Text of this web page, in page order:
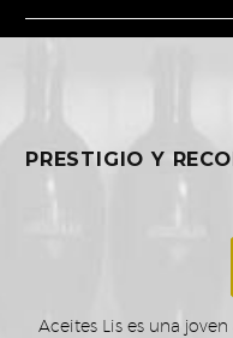
PRESTIGIO Y
Aceites Lis es una